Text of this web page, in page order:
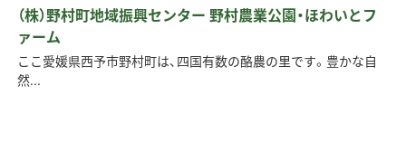
（株）野村町地域振興センター 野村農業公園・ほわいとフ
ァーム
ここ愛媛県西予市野村町は、四国有数の酪農の里です。豊かな自
然...